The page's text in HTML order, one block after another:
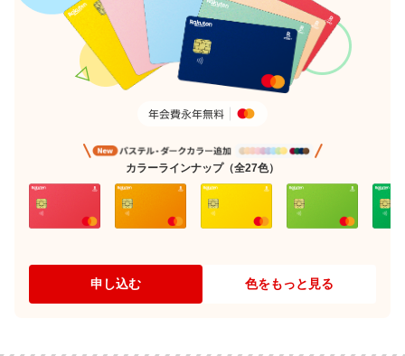
カラーラインナップ（全27色）
申し込む 色をもっと見る